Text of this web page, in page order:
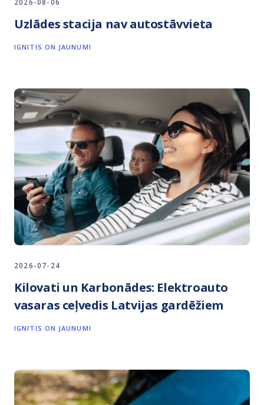
Uzlādes stacija nav autostāvvieta
IGNITIS ON JAUNUMI
2026-07-24
Kilovati un Karbonādes: Elektroauto
vasaras ceļvedis Latvijas gardēžiem
IGNITIS ON JAUNUMI